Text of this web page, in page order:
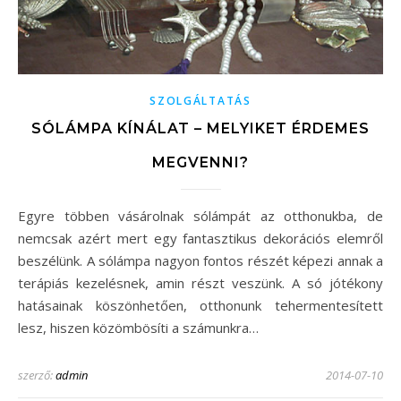
SZOLGÁLTATÁS
SÓLÁMPA KÍNÁLAT – MELYIKET ÉRDEMES
MEGVENNI?
Egyre többen vásárolnak sólámpát az otthonukba, de
nemcsak azért mert egy fantasztikus dekorációs elemről
beszélünk. A sólámpa nagyon fontos részét képezi annak a
terápiás kezelésnek, amin részt veszünk. A só jótékony
hatásainak köszönhetően, otthonunk tehermentesített
lesz, hiszen közömbösíti a számunkra…
szerző:admin 2014-07-10